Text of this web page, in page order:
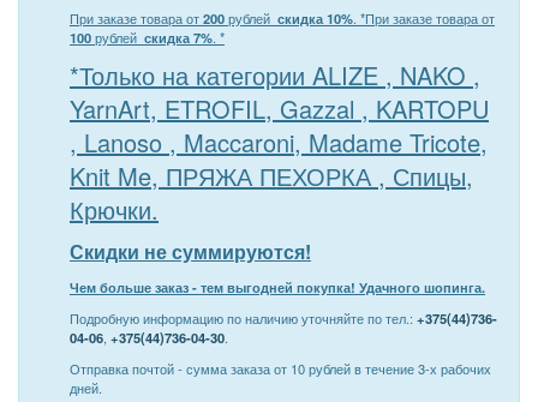
При заказе товара от200рублей скидка 10%. *При заказе товара от
100рублей скидка 7%. *
*Только на категории ALIZE , NAKO ,
YarnArt, ETROFIL, Gazzal , KARTOPU
, Lanoso , Maccaroni, Madame Tricote,
Knit Me, ПРЯЖА ПЕХОРКА , Спицы,
Крючки.
Скидки не суммируются!
Чем больше заказ - тем выгодней покупка! Удачного шопинга.
Подробную информацию по наличию уточняйте по тел.: +375(44)736-
04-06, +375(44)736-04-30.
Отправка почтой - сумма заказа от 10 рублей в течение 3-х рабочих
дней.